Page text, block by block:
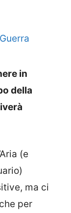
in
della
(e
ma ci
per